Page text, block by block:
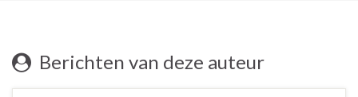
Berichten van deze auteur